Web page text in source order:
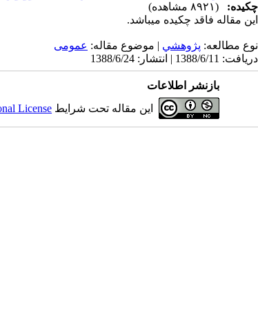
چکیده:
(۸۹۲۱ مشاهده)
این مقاله فاقد چکیده می​باشد.
نوع مطالعه: پژوهشي | موضوع مقاله: عمومى
دریافت: 1388/6/11 | انتشار: 1388/6/24
بازنشر اطلاعات
این مقاله تحت شرایط License